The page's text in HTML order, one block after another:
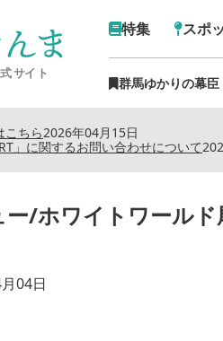
特集 スポ
群馬ゆかりの幕
2026年04月15日
こちら
」に関するお問い合わせについて
/ホワイトワールド
04日